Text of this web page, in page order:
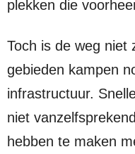
plekken die
Toch is de weg niet
gebieden kampen
infrastructuur.
niet
hebben te maken